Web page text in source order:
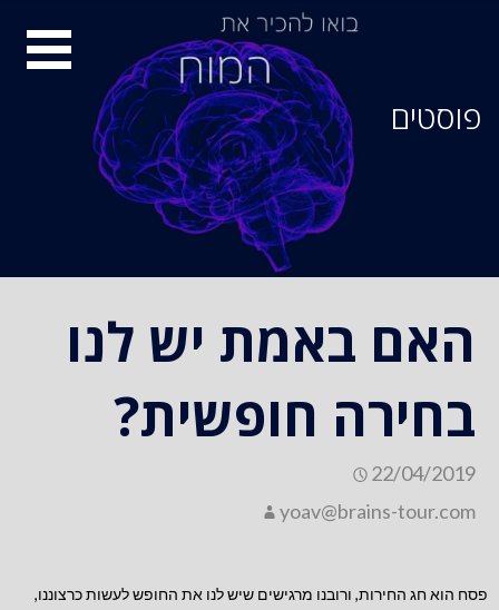
פוסטים
האם באמת יש לנו
בחירה חופשית?
22/04/2019
yoav@brains-tour.com
פסח הוא חג החירות, ורובנו מרגישים שיש לנו את החופש לעשות כרצוננו,